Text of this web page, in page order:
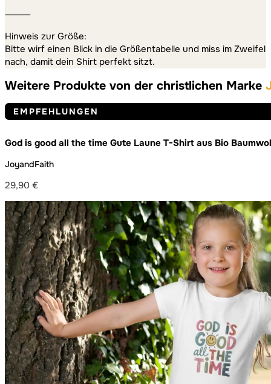
⸻
Hinweis zur Größe:
Bitte wirf einen Blick in die Größentabelle und miss im Zweifel
nach, damit dein Shirt perfekt sitzt.
Weitere Produkte von der christlichen Marke
EMPFEHLUNGEN
God is good all the time Gute Laune T-Shirt aus Bio
JoyandFaith
29,90 €